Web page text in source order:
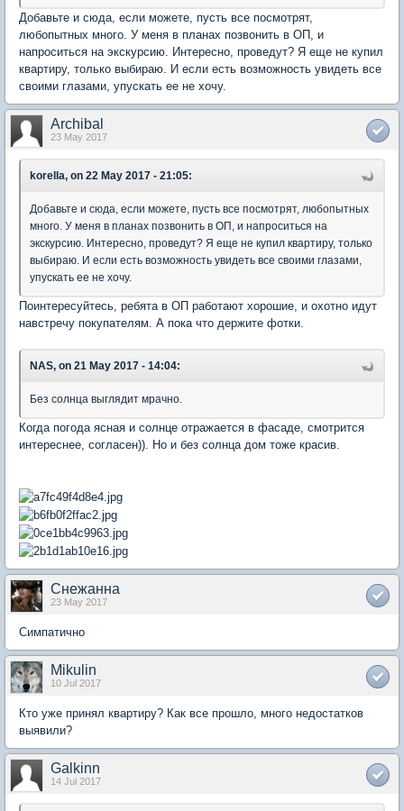
Добавьте и сюда, если можете, пусть все посмотрят,
любопытных много. У меня в планах позвонить в ОП, и
напроситься на экскурсию. Интересно, проведут? Я еще не купил
квартиру, только выбираю. И если есть возможность увидеть все
своими глазами, упускать ее не хочу.
Archibal
23 May 2017
korella, on 22 May 2017 - 21:05:
Добавьте и сюда, если можете, пусть все посмотрят, любопытных
много. У меня в планах позвонить в ОП, и напроситься на
экскурсию. Интересно, проведут? Я еще не купил квартиру, только
выбираю. И если есть возможность увидеть все своими глазами,
упускать ее не хочу.
Поинтересуйтесь, ребята в ОП работают хорошие, и охотно идут
навстречу покупателям. А пока что держите фотки.
NAS, on 21 May 2017 - 14:04:
Без солнца выглядит мрачно.
Когда погода ясная и солнце отражается в фасаде, смотрится
интереснее, согласен)). Но и без солнца дом тоже красив.
Снежанна
23 May 2017
Симпатично
Mikulin
10 Jul 2017
Кто уже принял квартиру? Как все прошло, много недостатков
выявили?
Galkinn
14 Jul 2017